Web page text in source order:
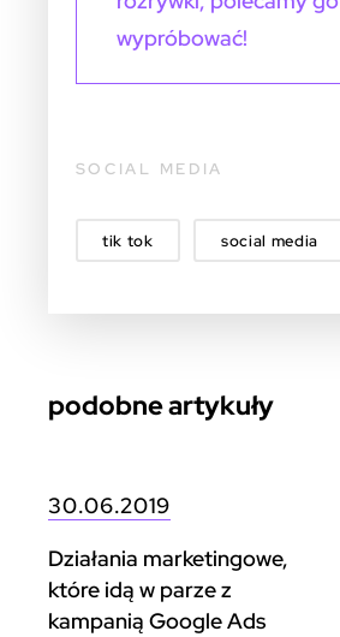
wypróbować!
SOCIAL MEDIA
tik tok social media
podobne artykuły
30.06.2019
Działania marketingowe,
które idą w parze z
kampanią Google Ads